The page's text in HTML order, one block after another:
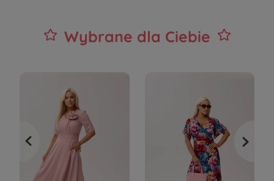
Wybrane dla Ciebie